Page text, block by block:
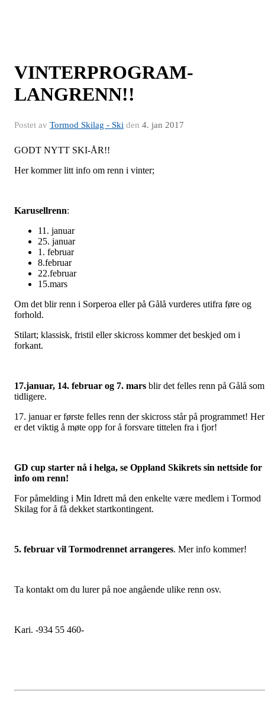
VINTERPROGRAM-
LANGRENN!!
Postet av Tormod Skilag - Ski den 4. jan 2017
GODT NYTT SKI-ÅR!!
Her kommer litt info om renn i vinter;
Karusellrenn:
11. januar
25. januar
1. februar
8.februar
22.februar
15.mars
Om det blir renn i Sorperoa eller på Gålå vurderes utifra føre og
forhold.
Stilart; klassisk, fristil eller skicross kommer det beskjed om i
forkant.
17.januar, 14. februar og 7. mars blir det felles renn på Gålå som
tidligere.
17. januar er første felles renn der skicross står på programmet! Her
er det viktig å møte opp for å forsvare tittelen fra i fjor!
GD cup starter nå i helga, se Oppland Skikrets sin nettside for
info om renn!
For påmelding i Min Idrett må den enkelte være medlem i Tormod
Skilag for å få dekket startkontingent.
5. februar vil Tormodrennet arrangeres. Mer info kommer!
Ta kontakt om du lurer på noe angående ulike renn osv.
Kari. -934 55 460-